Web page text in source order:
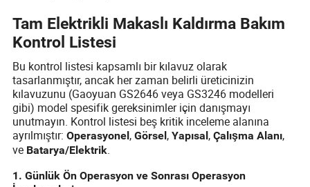
Tam Elektrikli Makaslı Kaldırma Bakım
Kontrol Listesi
Bu kontrol listesi kapsamlı bir kılavuz olarak
tasarlanmıştır, ancak her zaman belirli üreticinizin
kılavuzunu (Gaoyuan GS2646 veya GS3246 modelleri
gibi) model spesifik gereksinimler için danışmayı
unutmayın. Kontrol listesi beş kritik inceleme alanına
ayrılmıştır:Operasyonel,Görsel,Yapısal,Çalışma Alanı,
ve Batarya/Elektrik.
1. Günlük Ön Operasyon ve Sonrası Operasyon